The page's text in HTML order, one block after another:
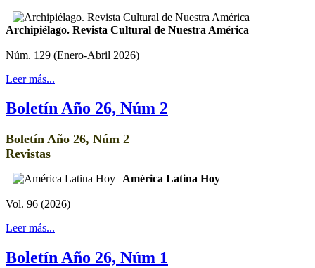
Archipiélago. Revista Cultural de Nuestra América
Núm. 129 (Enero-Abril 2026)
Leer más...
Boletín Año 26, Núm 2
Boletín Año 26, Núm 2
Revistas
América Latina Hoy
Vol. 96 (2026)
Leer más...
Boletín Año 26, Núm 1